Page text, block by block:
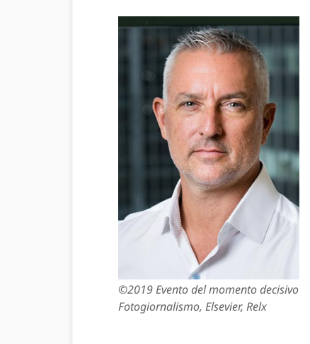
©2019 Evento del momento decisivo
Fotogiornalismo, Elsevier, Relx